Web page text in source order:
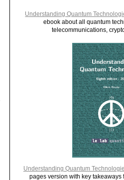
Understanding Quantum
ebook about all quantum
telecommunications,
Understanding Quantum
pages version with key takeaways